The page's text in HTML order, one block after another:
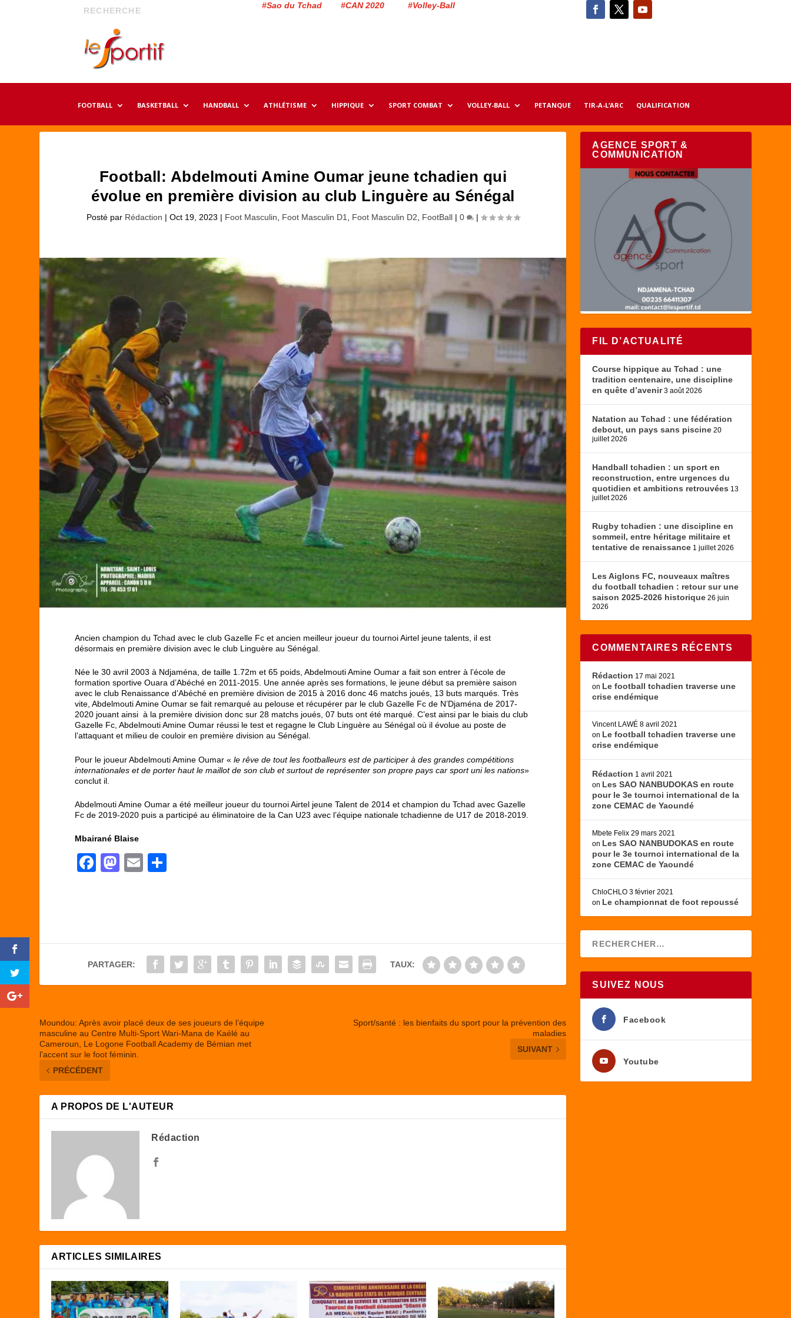
#Sao du Tchad #CAN 2020 #Volley-Ball
FOOTBALL BASKETBALL HANDBALL ATHLÉTISME HIPPIQUE SPORT COMBAT VOLLEY-BALL PETANQUE TIR-A-L’ARC QUALIFICATION
Football: Abdelmouti Amine Oumar jeune tchadien qui
évolue en première division au club Linguère au Sénégal
Posté par Rédaction | Oct 19, 2023 | Foot Masculin Foot Masculin D1 Foot Masculin D2 FootBall| 0 |
Ancien champion du Tchad avec le club Gazelle Fc et ancien meilleur joueur du tournoi Airtel jeune talents, il est
désormais en première division avec le club Linguère au Sénégal.
Née le 30 avril 2003 à Ndjaména, de taille 1.72m et 65 poids, Abdelmouti Amine Oumar a fait son entrer à l’école de
formation sportive Ouara d’Abéché en 2011-2015. Une année après ses formations, le jeune début sa première saison
avec le club Renaissance d’Abéché en première division de 2015 à 2016 donc 46 matchs joués, 13 buts marqués. Très
vite, Abdelmouti Amine Oumar se fait remarqué au pelouse et récupérer par le club Gazelle Fc de N’Djaména de 2017-
2020 jouant ainsi à la première division donc sur 28 matchs joués, 07 buts ont été marqué. C’est ainsi par le biais du club
Gazelle Fc, Abdelmouti Amine Oumar réussi le test et regagne le Club Linguère au Sénégal où il évolue au poste de
l’attaquant et milieu de couloir en première division au Sénégal.
Pour le joueur Abdelmouti Amine Oumar «le rêve de tout les footballeurs est de participer à des grandes compétitions
internationales et de porter haut le maillot de son club et surtout de représenter son propre pays car sport uni les nations»
conclut il.
Abdelmouti Amine Oumar a été meilleur joueur du tournoi Airtel jeune Talent de 2014 et champion du Tchad avec Gazelle
Fc de 2019-2020 puis a participé au éliminatoire de la Can U23 avec l’équipe nationale tchadienne de U17 de 2018-2019.
Mbairané Blaise
F
b
o
M
d
o
E
er
PARTAGER: TAUX:
Moundou: Après avoir placé deux de ses joueurs de l’équipe
masculine au Centre Multi-Sport Wari-Mana de Kaélé au
Cameroun, Le Logone Football Academy de Bémian met
l’accent sur le foot féminin.
PRÉCÉDENT
Sport/santé : les bienfaits du sport pour la prévention des
maladies
SUIVANT
A PROPOS DE L'AUTEUR
Rédaction
ARTICLES SIMILAIRES
AGENCE SPORT &
COMMUNICATION
FIL D’ACTUALITÉ
Course hippique au Tchad : une
tradition centenaire, une discipline
en quête d’avenir 3 août 2026
Natation au Tchad : une fédération
debout, un pays sans piscine 20
juillet 2026
Handball tchadien : un sport en
reconstruction, entre urgences du
quotidien et ambitions retrouvées 13
juillet 2026
Rugby tchadien : une discipline en
sommeil, entre héritage militaire et
tentative de renaissance 1 juillet 2026
Les Aiglons FC, nouveaux maîtres
du football tchadien : retour sur une
saison 2025-2026 historique 26 juin
2026
COMMENTAIRES RÉCENTS
Rédaction 17 mai 2021
on Le football tchadien traverse une
crise endémique
Vincent LAWÉ 8 avril 2021
on Le football tchadien traverse une
crise endémique
Rédaction 1 avril 2021
on Les SAO NANBUDOKAS en route
pour le 3e tournoi international de la
zone CEMAC de Yaoundé
Mbete Felix 29 mars 2021
on Les SAO NANBUDOKAS en route
pour le 3e tournoi international de la
zone CEMAC de Yaoundé
ChloCHLO 3 février 2021
on Le championnat de foot repoussé
SUIVEZ NOUS
Facebook
Youtube